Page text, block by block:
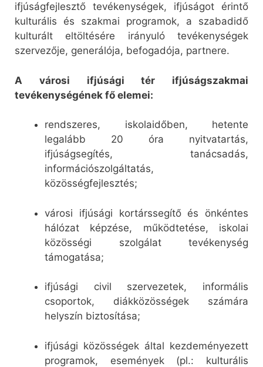
ifjúságfejlesztő tevékenységek, ifjúságot érintő
kulturális és szakmai programok, a szabadidő
kulturált eltöltésére irányuló tevékenységek
szervezője, generálója, befogadója, partnere.
A városi ifjúsági tér ifjúságszakmai
tevékenységének fő elemei:
rendszeres, iskolaidőben, hetente
legalább 20 óra nyitvatartás,
ifjúságsegítés, tanácsadás,
információszolgáltatás,
közösségfejlesztés;
városi ifjúsági kortárssegítő és önkéntes
hálózat képzése, működtetése, iskolai
közösségi szolgálat tevékenység
támogatása;
ifjúsági civil szervezetek, informális
csoportok, diákközösségek számára
helyszín biztosítása;
ifjúsági közösségek által kezdeményezett
programok, események (pl.: kulturális